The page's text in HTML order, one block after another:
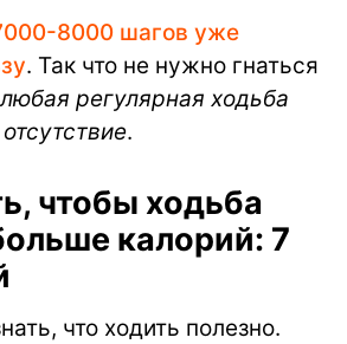
8000 шагов уже
. Так что не нужно гнаться
любая регулярная ходьба
.
чтобы ходьба
калорий: 7
что ходить полезно.